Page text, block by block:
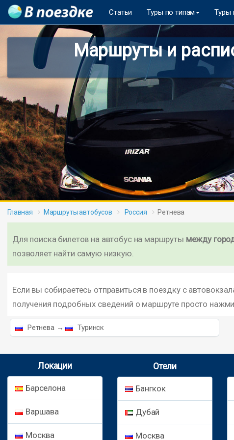
Статьи Туры по типам Туры
Маршруты и
Главная Маршруты автобусов Россия Ретнева
Для поиска билетов на автобус на маршруты между
позволяет найти самую низкую.
Если вы собираетесь отправиться в поездку с
получения подробных сведений о маршруте просто
Ретнева → Туринск
Локации
Барселона
Варшава
Москва
Отели
Бангкок
Дубай
Москва